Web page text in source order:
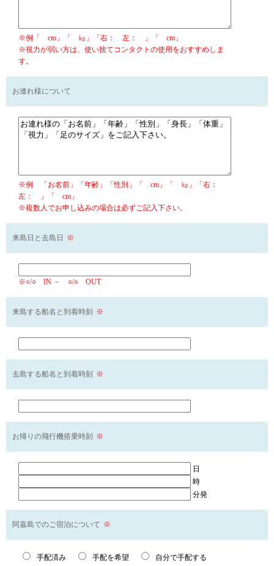
※例「 cm」「 ㎏」「右： 左： 」「 cm」
※視力が弱い方は、使い捨てコンタクトの使用をおすすめしま
す。
お連れ様について
※例 「お名前」「年齢」「性別」「 cm」「 ㎏」「右：
左： 」「 cm」
※複数人でお申し込みの場合は必ずご記入下さい。
来島日と去島日 ※
※○/○ IN － ○/○ OUT
来島する船名と到着時刻 ※
去島する船名と到着時刻 ※
お帰りの飛行機搭乗時刻 ※
日
時
分発
阿嘉島でのご宿泊について ※
手配済み 手配を希望 自分で手配する